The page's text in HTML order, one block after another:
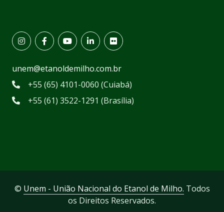
unem@etanoldemilho.com.br
+55 (65) 4101-0060 (Cuiabá)
+55 (61) 3522-1291 (Brasília)
© Unem - União Nacional do Etanol de Milho. Todos
os Direitos Reservados.